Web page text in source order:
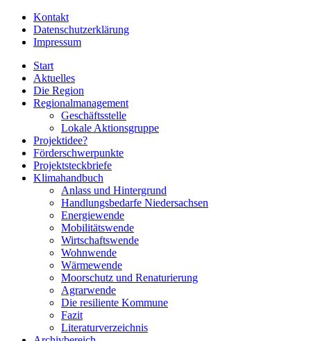
Kontakt
Datenschutzerklärung
Impressum
Start
Aktuelles
Die Region
Regionalmanagement
Geschäftsstelle
Lokale Aktionsgruppe
Projektidee?
Förderschwerpunkte
Projektsteckbriefe
Klimahandbuch
Anlass und Hintergrund
Handlungsbedarfe Niedersachsen
Energiewende
Mobilitätswende
Wirtschaftswende
Wohnwende
Wärmewende
Moorschutz und Renaturierung
Agrarwende
Die resiliente Kommune
Fazit
Literaturverzeichnis